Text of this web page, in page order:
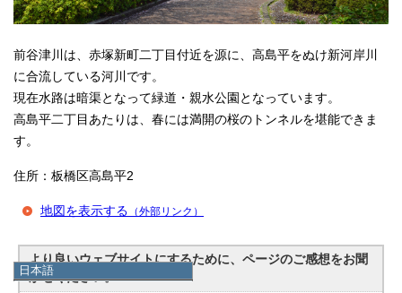
日本語
日本語
前谷津川は、赤塚新町二丁目付近を源に、高島平をぬけ新河岸川
に合流している河川です。
現在水路は暗渠となって緑道・親水公園となっています。
高島平二丁目あたりは、春には満開の桜のトンネルを堪能できま
す。
住所：板橋区高島平2
地図を表示する （外部リンク）
より良いウェブサイトにするために、ページのご感想をお聞
かせください。